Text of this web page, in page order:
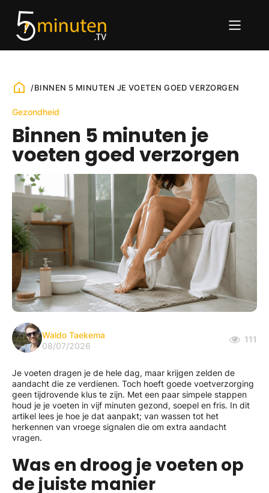
/BINNEN 5 MINUTEN JE VOETEN GOED VERZORGEN
Gezondheid
Binnen 5 minuten je
voeten goed verzorgen
Waldo Taekema
08/07/2026
111
Je voeten dragen je de hele dag, maar krijgen zelden de
aandacht die ze verdienen. Toch hoeft goede voetverzorging
geen tijdrovende klus te zijn. Met een paar simpele stappen
houd je je voeten in vijf minuten gezond, soepel en fris. In dit
artikel lees je hoe je dat aanpakt; van wassen tot het
herkennen van vroege signalen die om extra aandacht
vragen.
Was en droog je voeten op
de juiste manier